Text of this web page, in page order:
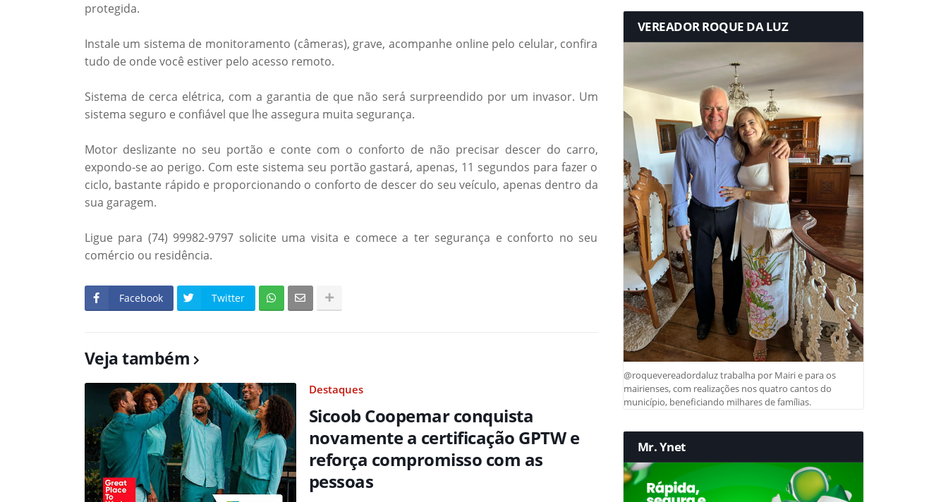
protegida.
Instale um sistema de monitoramento (câmeras), grave, acompanhe online pelo celular, confira
tudo de onde você estiver pelo acesso remoto.
Sistema de cerca elétrica, com a garantia de que não será surpreendido por um invasor. Um
sistema seguro e confiável que lhe assegura muita segurança.
Motor deslizante no seu portão e conte com o conforto de não precisar descer do carro,
expondo-se ao perigo. Com este sistema seu portão gastará, apenas, 11 segundos para fazer o
ciclo, bastante rápido e proporcionando o conforto de descer do seu veículo, apenas dentro da
sua garagem.
Ligue para (74) 99982-9797 solicite uma visita e comece a ter segurança e conforto no seu
comércio ou residência.
Facebook Twitter
Veja também
Destaques
Sicoob Coopemar conquista
novamente a certificação GPTW e
reforça compromisso com as
pessoas
VEREADOR ROQUE DA LUZ
@roquevereadordaluz trabalha por Mairi e para os
mairienses, com realizações nos quatro cantos do
município, beneficiando milhares de famílias.
Mr. Ynet